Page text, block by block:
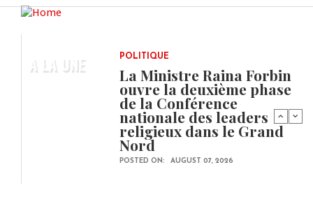
A LA UNE POLITIQUE
La Ministre Raina Forbin
ouvre la deuxième phase
de la Conférence
nationale des leaders
religieux dans le Grand
Nord
POSTED ON: AUGUST 07, 2026